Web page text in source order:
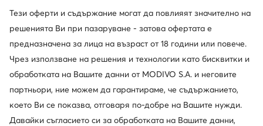
Най-ниска цена154,99 €-8%
Тези оферти и съдържание могат да повлияят значително на
решенията Ви при пазаруване - затова офертата е
предназначена за лица на възраст от 18 години или повече.
Чрез използване на решения и технологии като бисквитки и
обработката на Вашите данни от MODIVO S.A. и неговите
партньори, ние можем да гарантираме, че съдържанието,
което Ви се показва, отговаря по-добре на Вашите нужди.
Давайки съгласието си за обработката на Вашите данни,